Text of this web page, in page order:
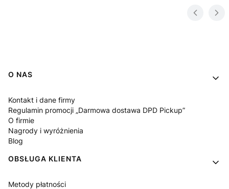
Linki w stopce
O NAS
Kontakt i dane firmy
Regulamin promocji „Darmowa dostawa DPD Pickup”
O firmie
Nagrody i wyróżnienia
Blog
OBSŁUGA KLIENTA
Metody płatności